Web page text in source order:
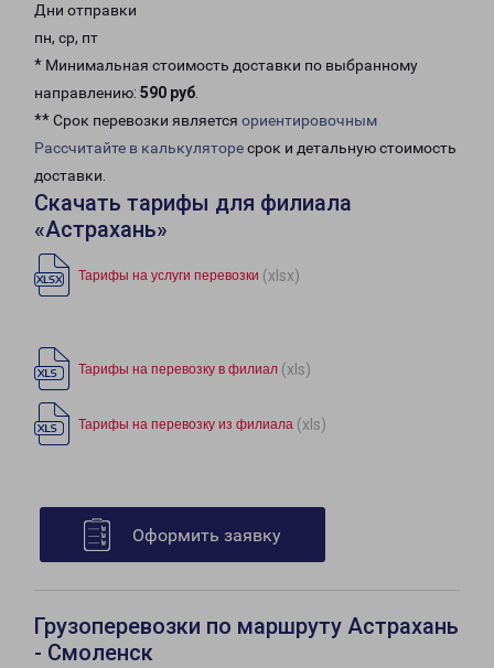
Дни отправки
пн, ср, пт
* Минимальная стоимость доставки по выбранному
направлению: 590 руб.
** Срок перевозки является ориентировочным
Рассчитайте в калькуляторесрок и детальную стоимость
доставки.
Скачать тарифы для филиала
«Астрахань»
Тарифы на услуги перевозки (xlsx)
Тарифы на перевозку в филиал (xls)
Тарифы на перевозку из филиала (xls)
Оформить заявку
Грузоперевозки по маршруту Астрахань
- Смоленск